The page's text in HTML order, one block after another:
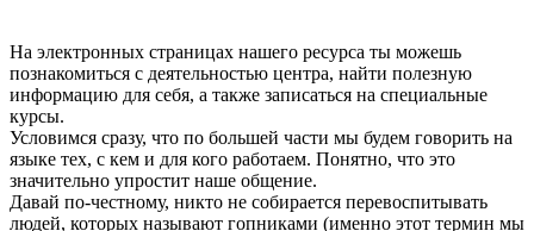
На электронных страницах нашего ресурса ты можешь
познакомиться с деятельностью центра, найти полезную
информацию для себя, а также записаться на специальные
курсы.
Условимся сразу, что по большей части мы будем говорить на
языке тех, с кем и для кого работаем. Понятно, что это
значительно упростит наше общение.
Давай по-честному, никто не собирается перевоспитывать
людей, которых называют гопниками (именно этот термин мы